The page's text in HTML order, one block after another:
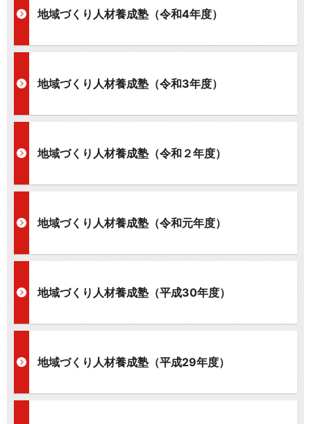
地域づくり人材養成塾（令和4年度）
地域づくり人材養成塾（令和3年度）
地域づくり人材養成塾（令和２年度）
地域づくり人材養成塾（令和元年度）
地域づくり人材養成塾（平成30年度）
地域づくり人材養成塾（平成29年度）